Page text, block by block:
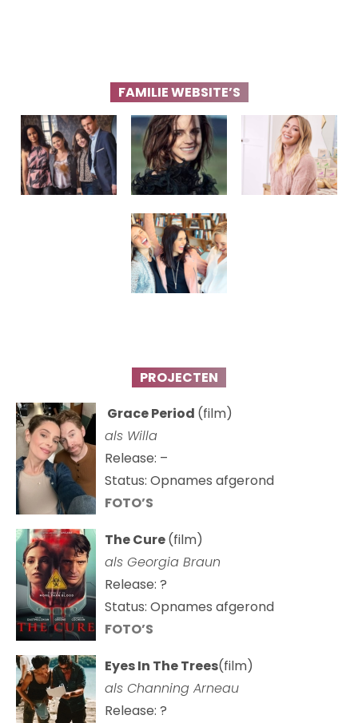
FAMILIE WEBSITE’S
PROJECTEN
Grace Period (film)
als Willa
Release: –
Status: Opnames afgerond
FOTO’S
The Cure(film)
als Georgia Braun
Release: ?
Status: Opnames afgerond
FOTO’S
Eyes In The Trees(film)
als Channing Arneau
Release: ?